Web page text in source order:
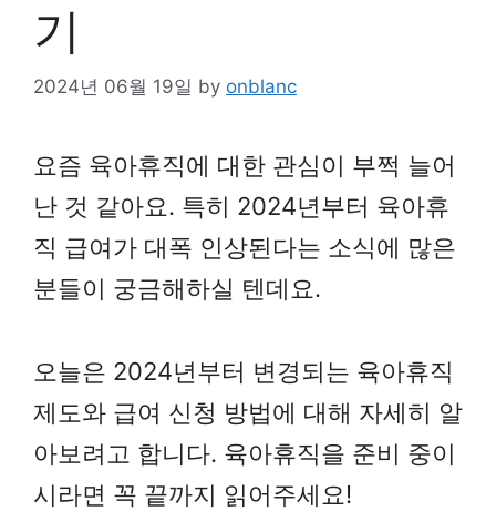
기
2024년 06월 19일 by onblanc
요즘 육아휴직에 대한 관심이 부쩍 늘어
난 것 같아요. 특히 2024년부터 육아휴
직 급여가 대폭 인상된다는 소식에 많은
분들이 궁금해하실 텐데요.
오늘은 2024년부터 변경되는 육아휴직
제도와 급여 신청 방법에 대해 자세히 알
아보려고 합니다. 육아휴직을 준비 중이
시라면 꼭 끝까지 읽어주세요!